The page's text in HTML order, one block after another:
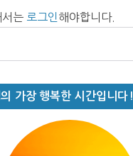
서는 로그인 해야합니다.
가장 행복한 시간입니다!